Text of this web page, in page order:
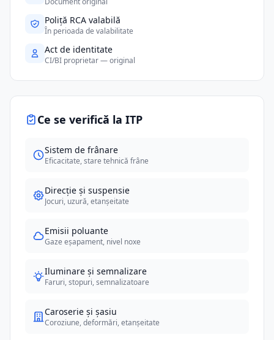
Poliță RCA valabilă
În perioada de valabilitate
Act de identitate
CI/BI proprietar — original
Ce se verifică la ITP
Sistem de frânare
Eficacitate, stare tehnică frâne
Direcție și suspensie
Jocuri, uzură, etanșeitate
Emisii poluante
Gaze eșapament, nivel noxe
Iluminare și semnalizare
Faruri, stopuri, semnalizatoare
Caroserie și șasiu
Coroziune, deformări, etanșeitate